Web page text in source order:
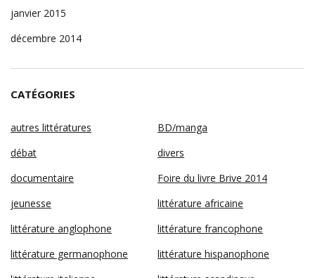
janvier 2015
décembre 2014
CATÉGORIES
autres littératures
BD/manga
débat
divers
documentaire
Foire du livre Brive 2014
jeunesse
littérature africaine
littérature anglophone
littérature francophone
littérature germanophone
littérature hispanophone